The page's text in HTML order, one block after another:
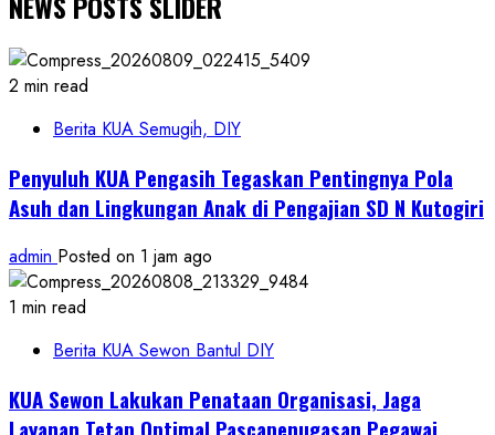
2 min read
Berita KUA Semugih, DIY
Penyuluh KUA Pengasih Tegaskan Pentingnya Pola
Asuh dan Lingkungan Anak di Pengajian SD N Kutogiri
admin Posted on 1 jam ago
1 min read
Berita KUA Sewon Bantul DIY
KUA Sewon Lakukan Penataan Organisasi, Jaga
Layanan Tetap Optimal Pascapenugasan Pegawai